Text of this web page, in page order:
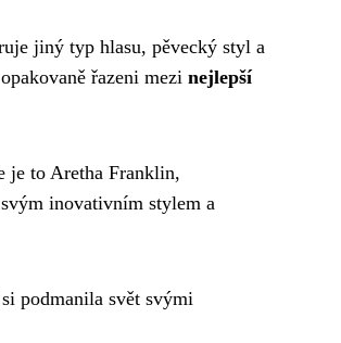
jiný typ hlasu, pěvecký styl a
řazeni mezi nejlepší
je to Aretha Franklin,
inovativním stylem a
podmanila svět svými